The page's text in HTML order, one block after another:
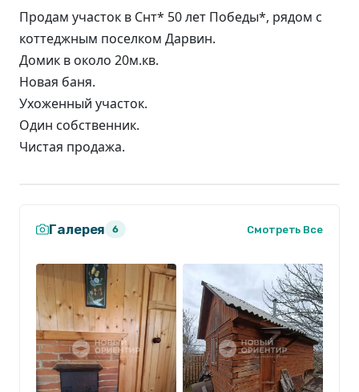
Продам участок в Снт* 50 лет Победы*, рядом с
коттеджным поселком Дарвин.
Домик в около 20м.кв.
Новая баня.
Ухоженный участок.
Один собственник.
Чистая продажа.
Галерея 6 Смотреть Все